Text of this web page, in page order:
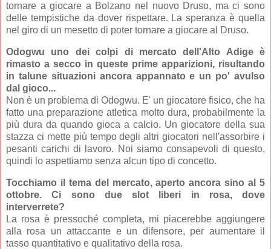
tornare a giocare a Bolzano nel nuovo Druso, ma ci sono
delle tempistiche da dover rispettare. La speranza è quella
nel giro di un mesetto di poter tornare a giocare al Druso.
Odogwu uno dei colpi di mercato dell'Alto Adige è
rimasto a secco in queste prime apparizioni, risultando
in talune situazioni ancora appannato e un po' avulso
dal gioco...
Non è un problema di Odogwu. E' un giocatore fisico, che ha
fatto una preparazione atletica molto dura, probabilmente la
più dura da quando gioca a calcio. Un giocatore della sua
stazza ci mette più tempo degli altri giocatori nell'assorbire i
pesanti carichi di lavoro. Noi siamo consapevoli di questo,
quindi lo aspettiamo senza alcun tipo di concetto.
Tocchiamo il tema del mercato, aperto ancora sino al 5
ottobre. Ci sono due slot liberi in rosa, dove
interverrete?
La rosa è pressoché completa, mi piacerebbe aggiungere
alla rosa un attaccante e un difensore, per aumentare il
tasso quantitativo e qualitativo della rosa.